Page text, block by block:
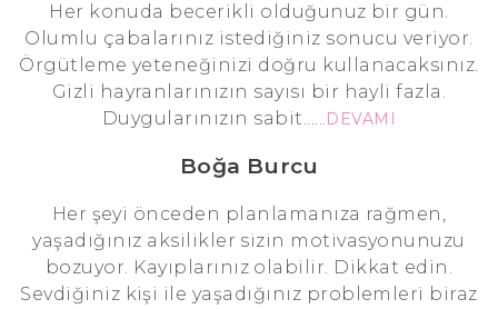
Her konuda becerikli olduğunuz bir gün.
Olumlu çabalarınız istediğiniz sonucu veriyor.
Örgütleme yeteneğinizi doğru kullanacaksınız.
Gizli hayranlarınızın sayısı bir hayli fazla.
Duygularınızın sabit......DEVAMI
Boğa Burcu
Her şeyi önceden planlamanıza rağmen,
yaşadığınız aksilikler sizin motivasyonunuzu
bozuyor. Kayıplarınız olabilir. Dikkat edin.
Sevdiğiniz kişi ile yaşadığınız problemleri biraz